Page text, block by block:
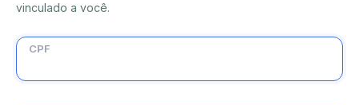
vinculado a você.
CPF